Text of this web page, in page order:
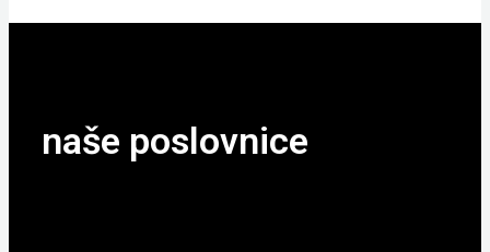
naše poslovnice